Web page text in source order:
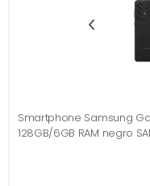
Smartphone Samsung
128GB/6GB RAM negro